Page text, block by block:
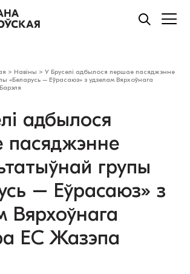
> Навіны >У Бруселі адбылося першае пасяджэнне
«Беларусь – Еўрасаюз» з удзелам Вярхоўнага
адбылося
пасяджэнне
групы
– Еўрасаюз» з
Вярхоўнага
ЕС Жазэпа